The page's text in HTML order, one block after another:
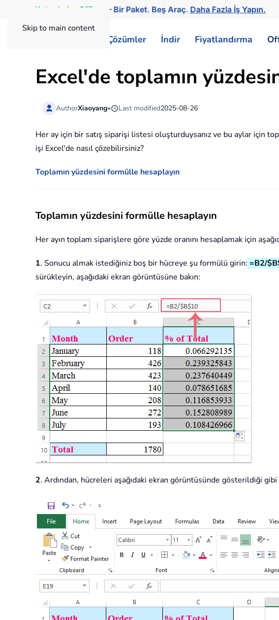
Skip to main content
Kutools for Office — Bir Paket. Beş Araç.Daha Fazla İş Yapın.
Çözümler İndir Fiyatlandırma
Excel'de toplamın
AuthorXiaoyang• Last modified2025-08-26
Her ay için bir satış siparişi listesi oluşturduysanız ve bu aylar için
işi Excel'de nasıl çözebilirsiniz?
Toplamın yüzdesini formülle hesaplayın
Toplamın yüzdesini formülle hesaplayın
Her ayın toplam siparişlere göre yüzde oranını hesaplamak için
1. Sonucu almak istediğiniz boş bir hücreye şu formülü girin: =B2/
sürükleyin, aşağıdaki ekran görüntüsüne bakın:
2. Ardından, hücreleri aşağıdaki ekran görüntüsünde gösterildiği